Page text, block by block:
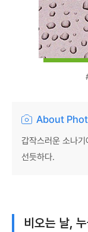
About
갑작스러운 소나
선듯하다.
비오는 날,